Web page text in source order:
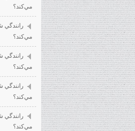
مي‌كند؟
رانندگي
مي‌كند؟
رانندگي
مي‌كند؟
رانندگي
مي‌كند؟
رانندگي
مي‌كند؟